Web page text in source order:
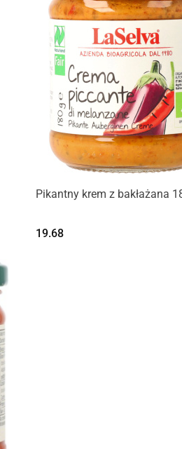
Produkt niedostępny
Pikantny krem z bakłażana
19.68